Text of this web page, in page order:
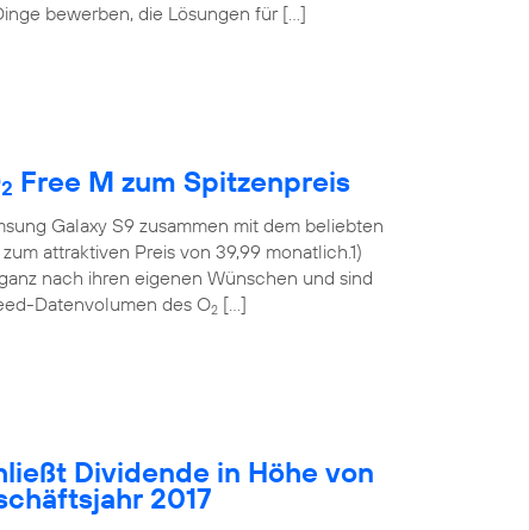
bewerben, die Lösungen für […]
2 Free M zum Spitzenpreis
Galaxy S9 zusammen mit dem beliebten
attraktiven Preis von 39,99 monatlich.1)
nach ihren eigenen Wünschen und sind
Datenvolumen des O2 […]
Dividende in Höhe von
2017